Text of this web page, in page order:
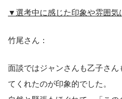
▼選考中に感じた印象や雰囲気
竹尾さん：
面談ではジャンさんも乙子さ
てくれたのが印象的でした。